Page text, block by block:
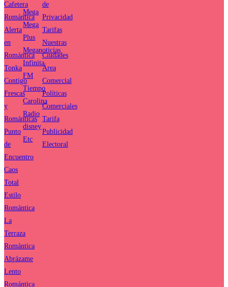
Cafetera
Romántica
Alerta
en
Romántica
Tonka
Contigo
Frescas
y
Románticas
Punto
de
Encuentro
Caos
Total
Estilo
Romántica
La
Terraza
Romántica
Abrázame
Lento
Romántica
Mega
Mega
Plus
Meganoticias
Infinita
FM
Tiempo
Carolina
Radio
disney
Etc
de
Privacidad
Tarifas
Nuestras
Ciudades
Área
Comercial
Políticas
Comerciales
Tarifa
Publicidad
Electoral